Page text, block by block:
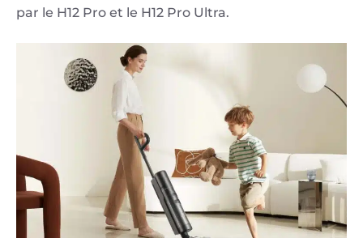
par le H12 Pro et le H12 Pro Ultra.